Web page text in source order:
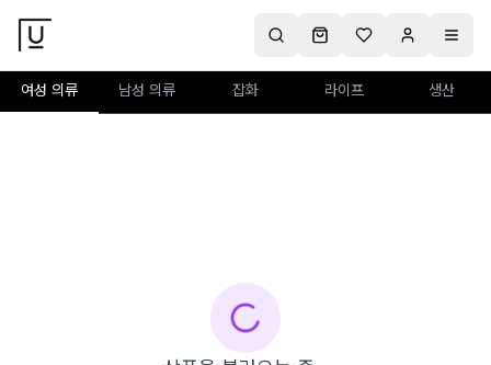
여성 의류 남성 의류 잡화 라이프 생산